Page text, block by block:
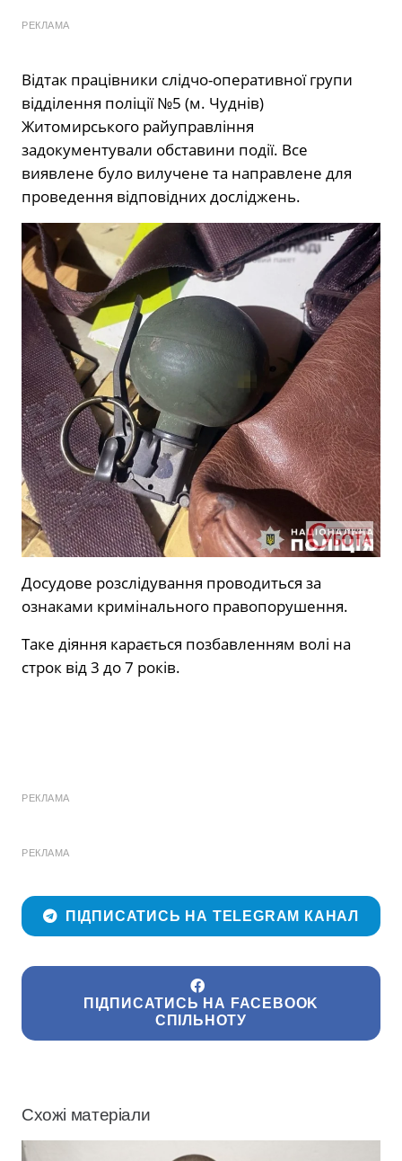
РЕКЛАМА
Відтак працівники слідчо-оперативної групи
відділення поліції №5 (м. Чуднів)
Житомирського райуправління
задокументували обставини події. Все
виявлене було вилучене та направлене для
проведення відповідних досліджень.
Досудове розслідування проводиться за
ознаками кримінального правопорушення.
Таке діяння карається позбавленням волі на
строк від 3 до 7 років.
РЕКЛАМА
РЕКЛАМА
ПІДПИСАТИСЬ НА TELEGRAM КАНАЛ
ПІДПИСАТИСЬ НА FACEBOOK
СПІЛЬНОТУ
Схожі матеріали